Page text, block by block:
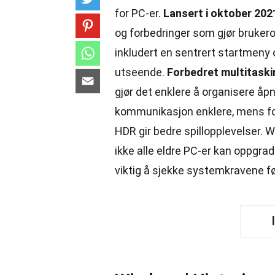
for PC-er. Lansert i oktober
og forbedringer som gjør
inkludert en sentrert startmeny
utseende. Forbedret
gjør det enklere å organisere
kommunikasjon enklere, mens
HDR gir bedre spillopplevelser.
ikke alle eldre PC-er kan
viktig å sjekke systemkravene